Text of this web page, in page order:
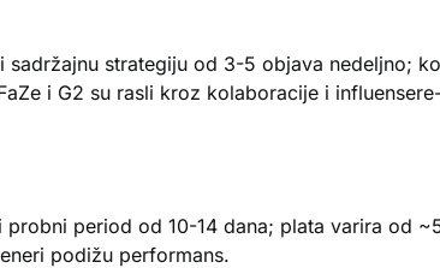
sadržajnu strategiju od 3-5 objava nedeljno;
i G2 su rasli kroz kolaboracije i
i probni period od 10-14 dana; plata varira od
podižu performans.